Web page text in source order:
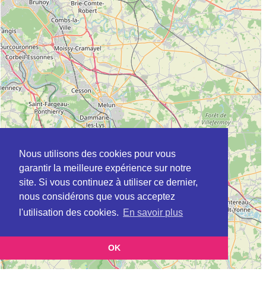
Nous utilisons des cookies pour vous
garantir la meilleure expérience sur notre
site. Si vous continuez à utiliser ce dernier,
nous considérons que vous acceptez
l'utilisation des cookies. En savoir plus
OK